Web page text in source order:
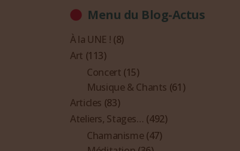
Menu du Blog-Actus
À la UNE ! (8)
Art (113)
Concert (15)
Musique & Chants (61)
Articles (83)
Ateliers, Stages… (492)
Chamanisme (47)